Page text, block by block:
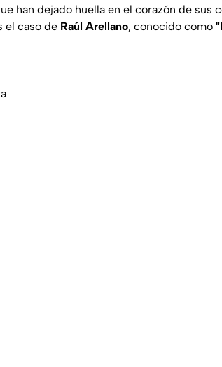
han dejado huella en el corazón de sus
el caso de Raúl Arellano, conocido como